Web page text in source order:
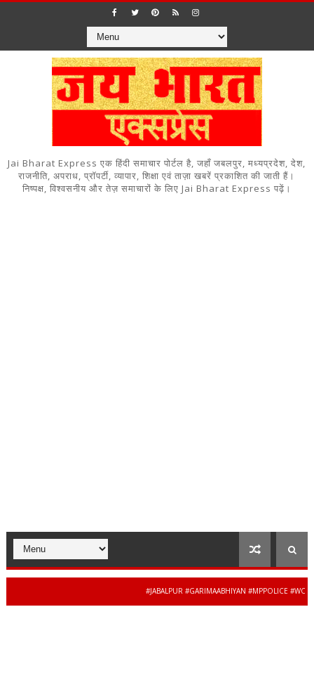
Jai Bharat Express एक हिंदी समाचार पोर्टल है, जहाँ जबलपुर, मध्यप्रदेश, देश,
राजनीति, अपराध, प्रॉपर्टी, व्यापार, शिक्षा एवं ताज़ा खबरें प्रकाशित की जाती हैं।
निष्पक्ष, विश्वसनीय और तेज़ समाचारों के लिए Jai Bharat Express पढ़ें।
#JABALPUR #GARIMAABHIYAN #MPPOLICE